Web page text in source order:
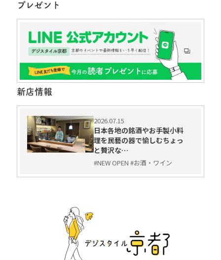
プレゼント
新店情報
2026.07.15
日本各地の銘酒やお手製小料
理を民藝の器で愉しむちょっ
と贅沢な…
#NEW OPEN #お酒・ワイン